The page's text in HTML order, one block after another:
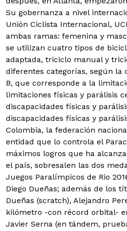
Su gobernanza a nivel
Unión Ciclista Internacional,
ambas ramas: femenina y
se utilizan cuatro tipos de
adaptada, triciclo manual y
diferentes categorías, según la
B, que corresponde a la
limitaciones físicas y parálisis
discapacidades físicas y
discapacidades físicas y
Colombia, la federación
entidad que lo controla el
máximos logros que ha
el país, sobresalen las dos
Juegos Paralímpicos de Rio
Diego Dueñas; además de los
Dueñas (scratch), Alejandro
kilómetro -con récord orbital-
Javier Serna (en tándem,